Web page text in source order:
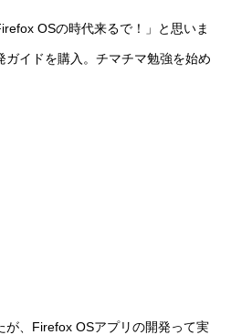
OSの時代来るで！」と思いま
ガイドを購入。チマチマ勉強を始め
が、Firefox OSアプリの開発って実